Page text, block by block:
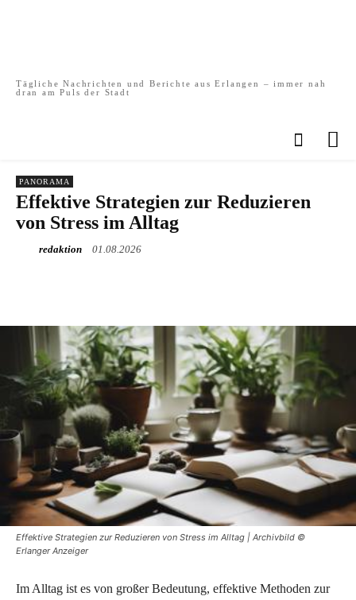
Tägliche Nachrichten und Berichte aus Erlangen – immer nah
dran am Puls der Stadt
PANORAMA
Effektive Strategien zur Reduzieren
von Stress im Alltag
redaktion 01.08.2026
Effektive Strategien zur Reduzieren von Stress im Alltag | Archivbild ©
Erlanger Anzeiger
Im Alltag ist es von großer Bedeutung, effektive Methoden zur